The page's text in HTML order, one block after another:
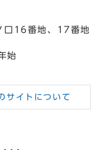
16番地、17番地
始
サイトについて